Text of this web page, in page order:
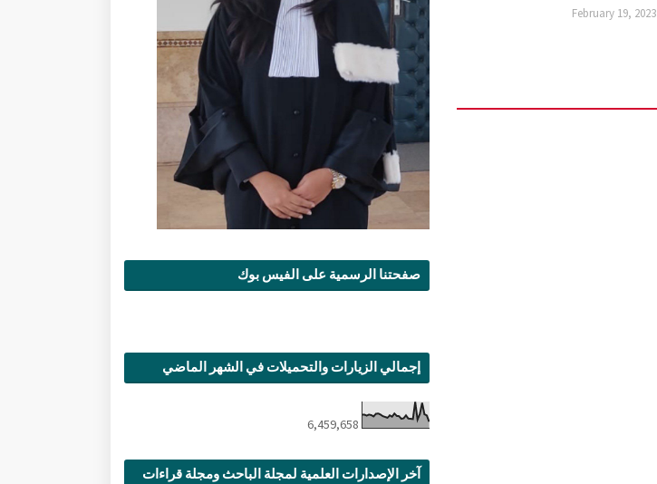
February 19, 2023
صفحتنا الرسمية على الفيس بوك
إجمالي الزيارات والتحميلات في الشهر الماضي
6,459,658
آخر الإصدارات العلمية لمجلة الباحث ومجلة قراءات